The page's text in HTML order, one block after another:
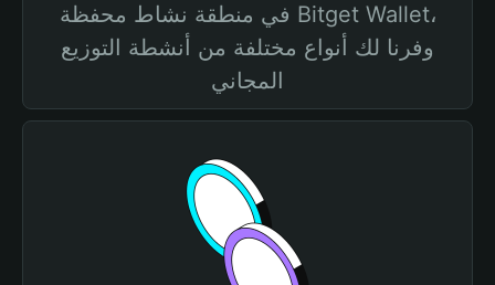
في منطقة نشاط محفظة Bitget Wallet،
وفرنا لك أنواع مختلفة من أنشطة التوزيع
المجاني